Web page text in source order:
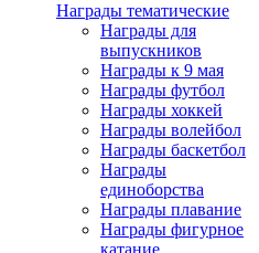
Награды тематические
Награды для
выпускников
Награды к 9 мая
Награды футбол
Награды хоккей
Награды волейбол
Награды баскетбол
Награды
единоборства
Награды плавание
Награды фигурное
катание